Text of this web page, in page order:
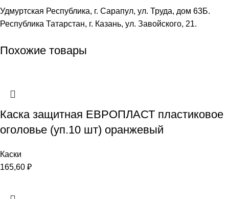
Удмуртская Республика, г. Сарапул, ул. Труда, дом 63Б.
Республика Татарстан, г. Казань, ул. Завойского, 21.
Похожие товары
Каска защитная ЕВРОПЛАСТ пластиковое
оголовье (уп.10 шт) оранжевый
Каски
165,60 ₽